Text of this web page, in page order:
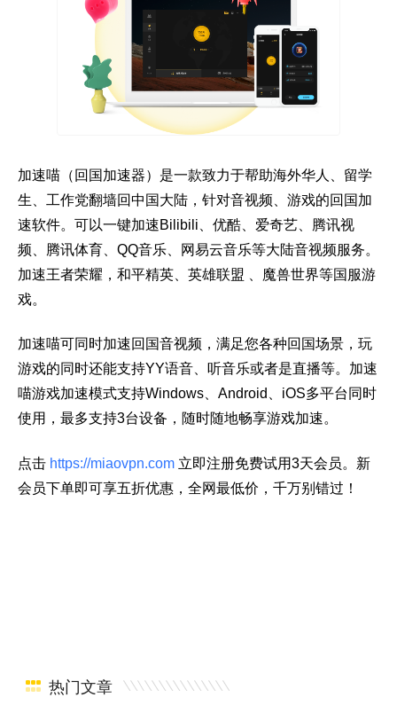
加速喵（回国加速器）是一款致力于帮助海外华人、留学
生、工作党翻墙回中国大陆，针对音视频、游戏的回国加
速软件。可以一键加速Bilibili、优酷、爱奇艺、腾讯视
频、腾讯体育、QQ音乐、网易云音乐等大陆音视频服务。
加速王者荣耀，和平精英、英雄联盟 、魔兽世界等国服游
戏。
加速喵可同时加速回国音视频，满足您各种回国场景，玩
游戏的同时还能支持YY语音、听音乐或者是直播等。加速
喵游戏加速模式支持Windows、Android、iOS多平台同时
使用，最多支持3台设备，随时随地畅享游戏加速。
点击 https://miaovpn.com 立即注册免费试用3天会员。新
会员下单即可享五折优惠，全网最低价，千万别错过！
热门文章